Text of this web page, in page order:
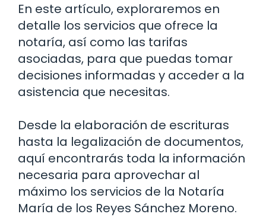
En este artículo, exploraremos en
detalle los servicios que ofrece la
notaría, así como las tarifas
asociadas, para que puedas tomar
decisiones informadas y acceder a la
asistencia que necesitas.
Desde la elaboración de escrituras
hasta la legalización de documentos,
aquí encontrarás toda la información
necesaria para aprovechar al
máximo los servicios de la Notaría
María de los Reyes Sánchez Moreno.